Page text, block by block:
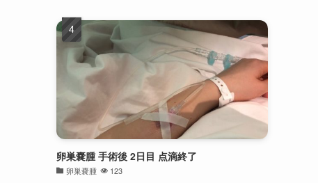
卵巣嚢腫 手術後 2日目 点滴終了
卵巣嚢腫 123